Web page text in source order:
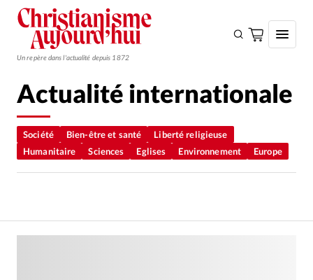
Un repère dans l'actualité depuis 1872
S'ABONNER
Monde
Eglises
Actualité internationale
Société Bien-être et santé
Liberté religieuse
Humanitaire
Sciences Eglises Environnement Europe